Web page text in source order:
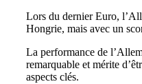
Lors du dernier Euro,
Hongrie, mais avec un
La performance de
remarquable et mérite
aspects clés.